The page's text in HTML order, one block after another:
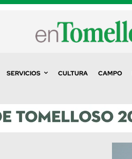
SERVICIOS CULTURA CAMPO